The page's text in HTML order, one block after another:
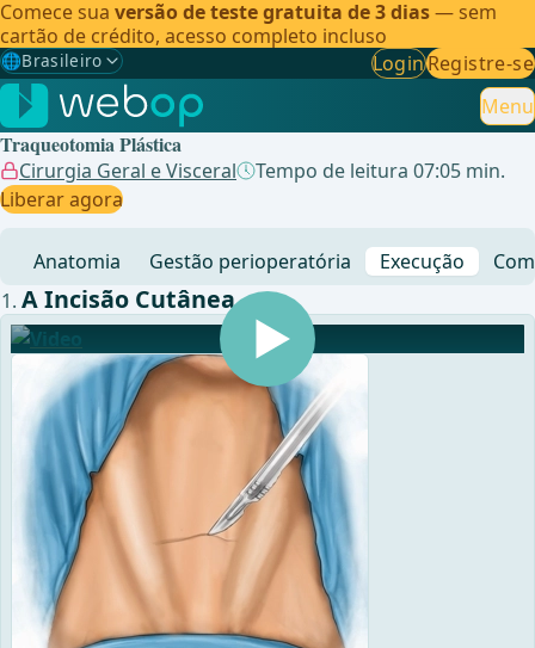
Comece sua versão de teste gratuita de 3 dias— sem
cartão de crédito, acesso completo incluso
🌐Brasileiro
Gewählte Sprache: Brasileiro
🇩🇪 Alemão
🇬🇧Inglês
🇪🇸Espanhol
🇧🇷Brasileiro ✓
LoginRegistre-se
Menu
Traqueotomia Plástica
Cirurgia Geral e Visceral
Tempo de leitura 07:05 min.
Liberar agora
Anatomia Gestão perioperatória Execução
A Incisão Cutânea